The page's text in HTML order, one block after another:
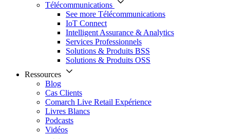
Télécommunications
See more Télécommunications
IoT Connect
Intelligent Assurance & Analytics
Services Professionnels
Solutions & Produits BSS
Solutions & Produits OSS
Ressources
Blog
Cas Clients
Comarch Live Retail Expérience
Livres Blancs
Podcasts
Vidéos